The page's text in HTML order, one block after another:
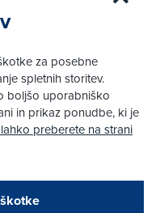
Zapri
- videonadzor
za posebne
spletnih storitev.
boljšo uporabniško
in prikaz ponudbe, ki je
preberete na strani